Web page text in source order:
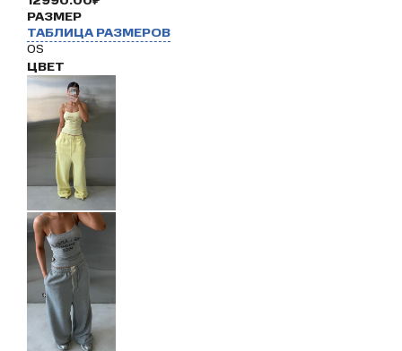
РАЗМЕР
ТАБЛИЦА РАЗМЕРОВ
OS
ЦВЕТ